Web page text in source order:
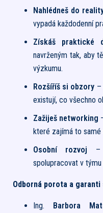
Nahlédneš do
vypadá každodenní
Získáš praktické
navrženým tak, aby
výzkumu.
Rozšíříš si obzory
existují, co všechno
Zažiješ networking
které zajímá to samé
Osobní rozvoj –
spolupracovat v
Odborná porota a garanti
Ing. Barbora